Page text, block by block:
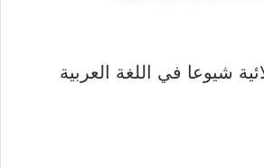
شيوعا في اللغة العربية